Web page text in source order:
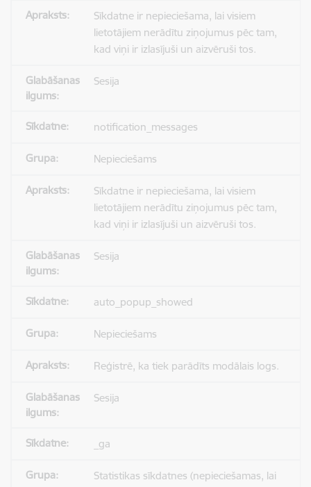
Sīkdatne ir nepieciešama, lai visiem
lietotājiem nerādītu ziņojumus pēc tam,
kad viņi ir izlasījuši un aizvēruši tos.
Sesija
notification_messages
Nepieciešams
Sīkdatne ir nepieciešama, lai visiem
lietotājiem nerādītu ziņojumus pēc tam,
kad viņi ir izlasījuši un aizvēruši tos.
Sesija
auto_popup_showed
Nepieciešams
Reģistrē, ka tiek parādīts modālais logs.
Sesija
_ga
Statistikas sīkdatnes (nepieciešamas, lai